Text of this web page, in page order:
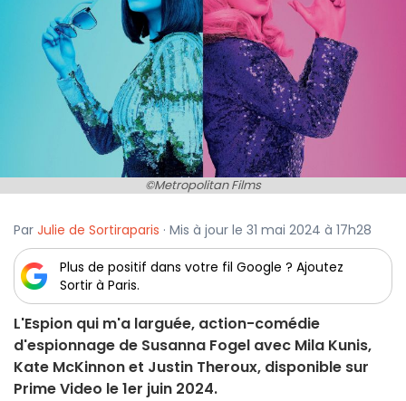
©Metropolitan Films
Par Julie de Sortiraparis · Mis à jour le 31 mai 2024 à 17h28
Plus de positif dans votre fil Google ? Ajoutez
Sortir à Paris.
L'Espion qui m'a larguée, action-comédie
d'espionnage de Susanna Fogel avec Mila Kunis,
Kate McKinnon et Justin Theroux, disponible sur
Prime Video le 1er juin 2024.